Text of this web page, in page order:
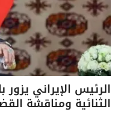
الرئيس الإيراني يزور
الثنائية ومناقشة